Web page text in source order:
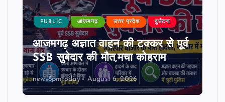
PUBLIC आजमगढ़ उत्तर प्रदेश दुर्घटना
आजमगढ़ अज्ञात वाहन की टक्कर से पूर्व
SSB सुबेदार की मौत,मचा कोहराम
news8pmtoday August 6, 2026